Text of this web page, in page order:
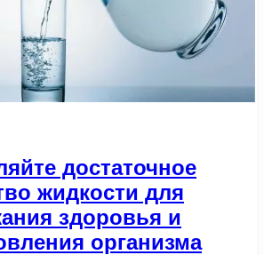
достаточное
жидкости для
здоровья и
организма